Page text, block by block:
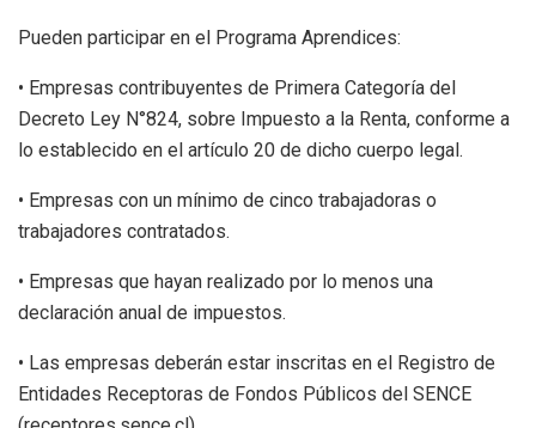
Pueden participar en el Programa Aprendices:
• Empresas contribuyentes de Primera Categoría del
Decreto Ley N°824, sobre Impuesto a la Renta, conforme a
lo establecido en el artículo 20 de dicho cuerpo legal.
• Empresas con un mínimo de cinco trabajadoras o
trabajadores contratados.
• Empresas que hayan realizado por lo menos una
declaración anual de impuestos.
• Las empresas deberán estar inscritas en el Registro de
Entidades Receptoras de Fondos Públicos del SENCE